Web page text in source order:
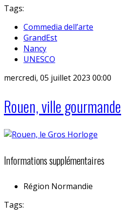
Tags:
Commedia dell’arte
GrandEst
Nancy
UNESCO
mercredi, 05 juillet 2023 00:00
Rouen, ville gourmande
Informations supplémentaires
Région Normandie
Tags: